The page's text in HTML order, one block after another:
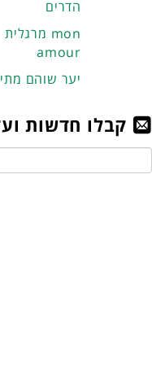
הדרים
מרגלית mon
amour
יער שוהם
קבלו חדשות